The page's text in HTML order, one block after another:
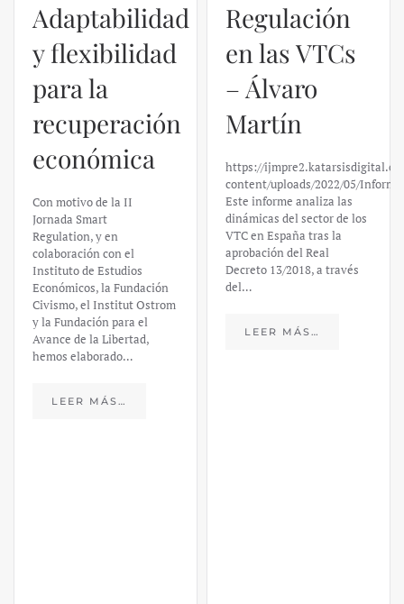
Adaptabilidad
y flexibilidad
para la
recuperación
económica
Con motivo de la II
Jornada Smart
Regulation, y en
colaboración con el
Instituto de Estudios
Económicos, la Fundación
Civismo, el Institut Ostrom
y la Fundación para el
Avance de la Libertad,
hemos elaborado…
LEER MÁS…
Regulación
en las VTCs
– Álvaro
Martín
https://
content/uploads/2022/05/
Este informe analiza las
dinámicas del sector de los
VTC en España tras la
aprobación del Real
Decreto 13/2018, a través
del…
LEER MÁS…